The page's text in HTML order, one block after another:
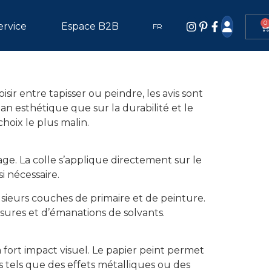
Espace B2B FR 0
entre tapisser ou peindre, les avis sont
esthétique que sur la durabilité et le
le plus malin.
La colle s’applique directement sur le
nécessaire.
couches de primaire et de peinture.
et d’émanations de solvants.
impact visuel. Le papier peint permet
tels que des effets métalliques ou des